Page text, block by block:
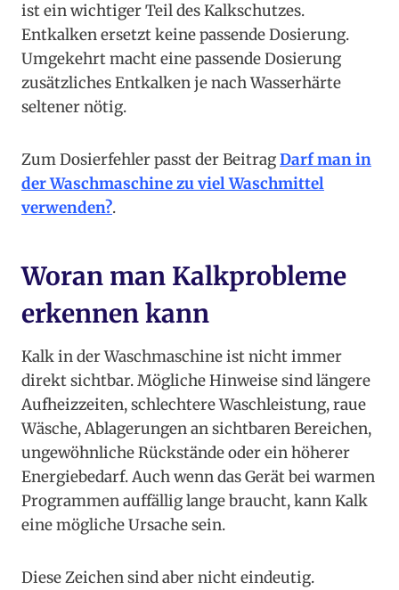
ist ein wichtiger Teil des Kalkschutzes.
Entkalken ersetzt keine passende Dosierung.
Umgekehrt macht eine passende Dosierung
zusätzliches Entkalken je nach Wasserhärte
seltener nötig.
Zum Dosierfehler passt der BeitragDarf man in
der Waschmaschine zu viel Waschmittel
verwenden?.
Woran man Kalkprobleme
erkennen kann
Kalk in der Waschmaschine ist nicht immer
direkt sichtbar. Mögliche Hinweise sind längere
Aufheizzeiten, schlechtere Waschleistung, raue
Wäsche, Ablagerungen an sichtbaren Bereichen,
ungewöhnliche Rückstände oder ein höherer
Energiebedarf. Auch wenn das Gerät bei warmen
Programmen auffällig lange braucht, kann Kalk
eine mögliche Ursache sein.
Diese Zeichen sind aber nicht eindeutig.